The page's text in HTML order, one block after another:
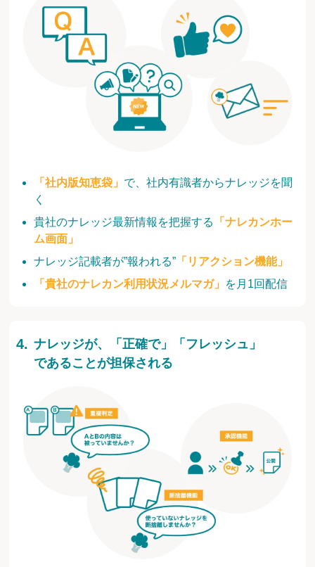
「社内版知恵袋」 で、社内有識者からナレッジを聞
く
貴社のナレッジ最新情報を把握する
「ナレカンホー
ム画面」
ナレッジ記載者が”報われる” 「リアクション機能」
「貴社のナレカン利用状況メルマガ」 を月1回配信
ナレッジが、「正確で」「フレッシュ」
であることが担保される